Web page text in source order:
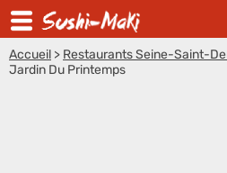
Accueil > Restaurants Seine-Saint-
Jardin Du Printemps